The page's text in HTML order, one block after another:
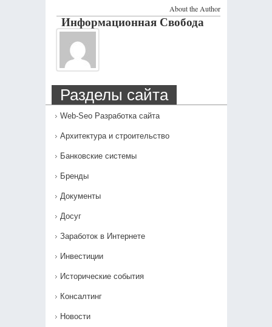
About the Author
Информационная Свобода
Разделы сайта
Web-Seo Разработка сайта
Архитектура и строительство
Банковские системы
Бренды
Документы
Досуг
Заработок в Интернете
Инвестиции
Исторические события
Консалтинг
Новости